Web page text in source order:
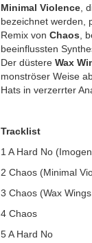
Minimal Violence ,
bezeichnet werden,
Remix von Chaos ,
beeinflussten
Der düstere Wax
monströser Weise
Hats in verzerrter
Tracklist
1 A Hard No
2 Chaos (Minimal
3 Chaos (Wax
4 Chaos
5 A Hard No